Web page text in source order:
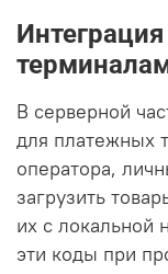
В серверной
для платежных
оператора,
загрузить
их с локальной
эти коды при